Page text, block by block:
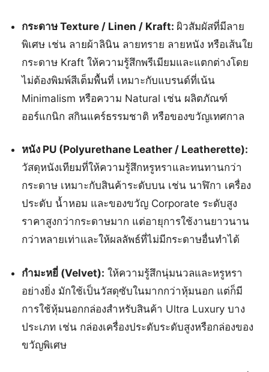
กระดาษ Texture / Linen / Kraft:ผิวสัมผัสที่มีลาย
พิเศษ เช่น ลายผ้าลินิน ลายทราย ลายหนัง หรือเส้นใย
กระดาษ Kraft ให้ความรู้สึกพรีเมียมและแตกต่างโดย
ไม่ต้องพิมพ์สีเต็มพื้นที่ เหมาะกับแบรนด์ที่เน้น
Minimalism หรือความ Natural เช่น ผลิตภัณฑ์
ออร์แกนิก สกินแคร์ธรรมชาติ หรือของขวัญเทศกาล
หนัง PU (Polyurethane Leather / Leatherette):
วัสดุหนังเทียมที่ให้ความรู้สึกหรูหราและทนทานกว่า
กระดาษ เหมาะกับสินค้าระดับบน เช่น นาฬิกา เครื่อง
ประดับ น้ำหอม และของขวัญ Corporate ระดับสูง
ราคาสูงกว่ากระดาษมาก แต่อายุการใช้งานยาวนาน
กว่าหลายเท่าและให้ผลลัพธ์ที่ไม่มีกระดาษอื่นทำได้
กำมะหยี่ (Velvet): ให้ความรู้สึกนุ่มนวลและหรูหรา
อย่างยิ่ง มักใช้เป็นวัสดุซับในมากกว่าหุ้มนอก แต่ก็มี
การใช้หุ้มนอกกล่องสำหรับสินค้า Ultra Luxury บาง
ประเภท เช่น กล่องเครื่องประดับระดับสูงหรือกล่องของ
ขวัญพิเศษ